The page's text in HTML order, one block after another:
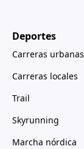
Deportes
Carreras urbanas
Carreras locales
Trail
Skyrunning
Marcha nórdica